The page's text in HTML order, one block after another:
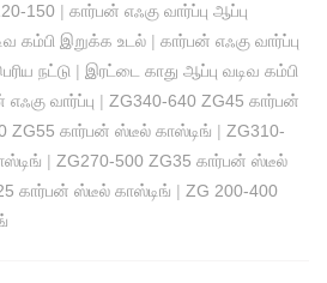
150 | கார்பன் எஃகு வார்ப்பு ஆப்பு
கம்பி இறுக்க உடல் | கார்பன் எஃகு வார்ப்பு
நட்டு | இரட்டை காது ஆப்பு வடிவ கம்பி
வார்ப்பு | ZG340-640 ZG45 கார்பன்
ZG55 கார்பன் ஸ்டீல் காஸ்டிங் | ZG310-
| ZG270-500 ZG35 கார்பன் ஸ்டீல்
கார்பன் ஸ்டீல் காஸ்டிங் | ZG 200-400